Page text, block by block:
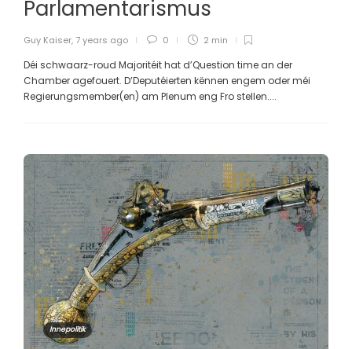
Parlamentarismus
Guy Kaiser, 7 years ago 0 2 min
Déi schwaarz-roud Majoritéit hat d’Question time an der
Chamber agefouert. D’Deputéierten kënnen engem oder méi
Regierungsmember(en) am Plenum eng Fro stellen....
Innepolitik